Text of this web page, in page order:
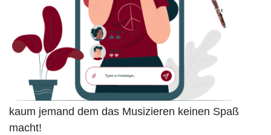
kaum jemand dem das Musizieren keinen Spaß
macht!